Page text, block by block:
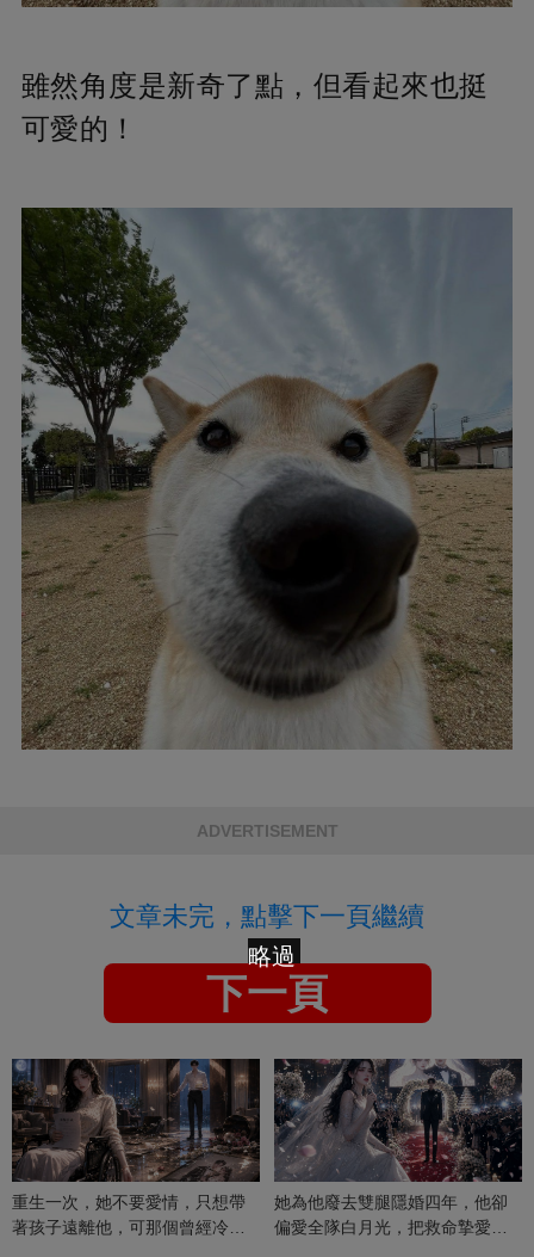
雖然角度是新奇了點，但看起來也挺
可愛的！
ADVERTISEMENT
文章未完，點擊下一頁繼續
下一頁
重生一次，她不要愛情，只想帶
著孩子遠離他，可那個曾經冷漠
她為他廢去雙腿隱婚四年，他卻
偏愛全隊白月光，把救命摯愛當
略過